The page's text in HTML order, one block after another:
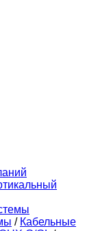
/ Кабельные